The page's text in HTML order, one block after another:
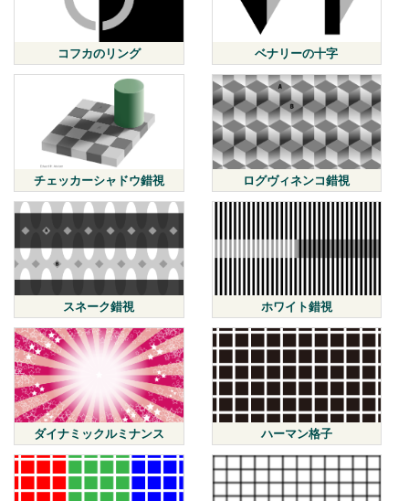
コフカのリング ベナリーの十字
チェッカーシャドウ錯視 ログヴィネンコ錯視
スネーク錯視 ホワイト錯視
ダイナミックルミナンス ハーマン格子